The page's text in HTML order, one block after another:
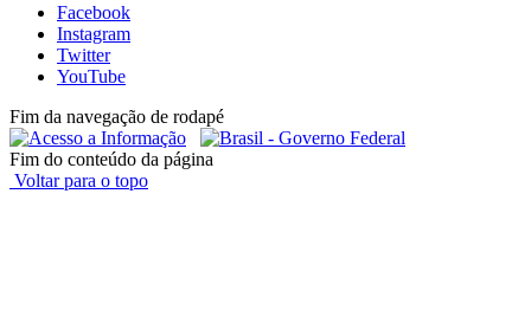
Facebook
Instagram
Twitter
YouTube
Fim da navegação de rodapé
Fim do conteúdo da página
Voltar para o topo